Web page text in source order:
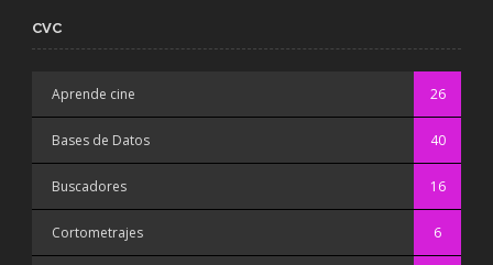
CVC
Aprende cine 26
Bases de Datos 40
Buscadores 16
Cortometrajes 6